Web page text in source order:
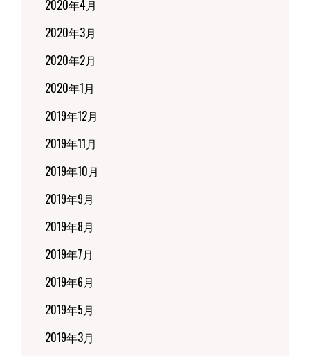
2020年4月
2020年3月
2020年2月
2020年1月
2019年12月
2019年11月
2019年10月
2019年9月
2019年8月
2019年7月
2019年6月
2019年5月
2019年3月